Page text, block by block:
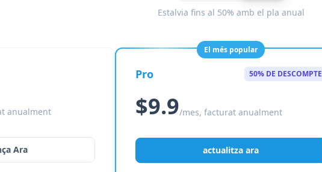
Estalvia fins al 50% amb el pla anual
anualment
Ara
El més popular
Pro 50% DE DESCOMPTE
$9.9/mes, facturat anualment
actualitza ara